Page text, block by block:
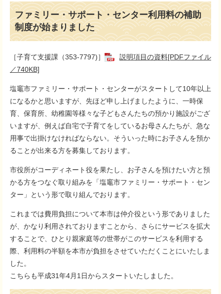
ファミリー・サポート・センター利用料の補助
制度が始まりました
［子育て支援課（353-7797)］
説明項目の資料[PDFファイル
／740KB]
塩竈市ファミリー・サポート・センターがスタートして10年以上
になるかと思いますが、先ほど申し上げましたように、一時保
育、保育所、幼稚園等様々な子どもさんたちの預かり施設がござ
いますが、例えば自宅で子育てをしているお母さんたちが、急な
用事で出掛けなければならない。そういった時にお子さんを預か
ることが出来る方を募集しております。
市役所がコーディネート役を果たし、お子さんを預けたい方と預
かる方をつなぐ取り組みを「塩竈市ファミリー・サポート・セン
ター」という形で取り組んでおります。
これまでは費用負担について本市は仲介役という形でありました
が、かなり利用されておりますことから、さらにサービスを拡大
することで、ひとり親家庭等の世帯がこのサービスを利用する
際、利用料の半額を本市が負担をさせていただくことにいたしま
した。
こちらも平成31年4月1日からスタートいたしました。